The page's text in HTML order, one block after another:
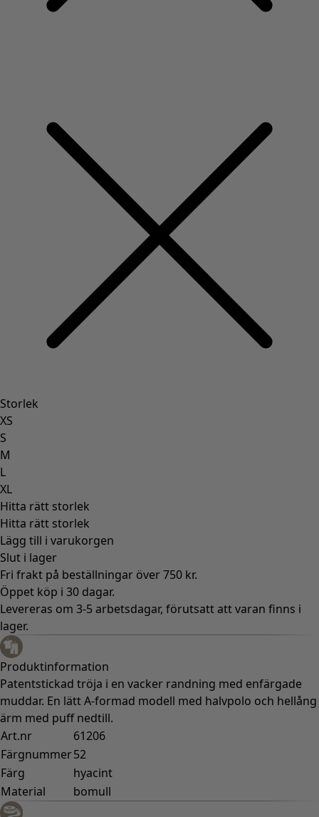
Storlek
XS
S
M
L
XL
Hitta rätt storlek
Hitta rätt storlek
Lägg till i varukorgen
Slut i lager
Fri frakt på beställningar över 750 kr.
Öppet köp i 30 dagar.
Levereras om 3-5 arbetsdagar, förutsatt att varan finns i
lager.
Produktinformation
Patentstickad tröja i en vacker randning med enfärgade
muddar. En lätt A-formad modell med halvpolo och hellång
ärm med puff nedtill.
Art.nr
61206
Färgnummer52
Färg
hyacint
Material
bomull